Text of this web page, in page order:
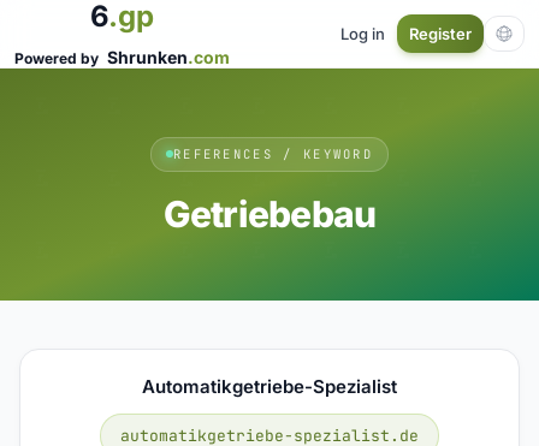
6.gp
Powered by Shrunken.com
Log in Register
REFERENCES / KEYWORD
Getriebebau
Automatikgetriebe-Spezialist
automatikgetriebe-spezialist.de